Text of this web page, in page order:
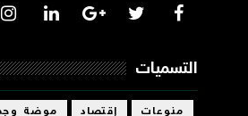
التسميات
منوعات إقتصاد موضة